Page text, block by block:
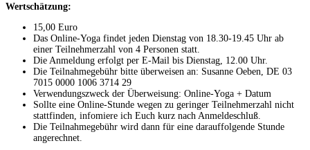
Wertschätzung:
15,00 Euro
Das Online-Yoga findet jeden Dienstag von 18.30-19.45 Uhr ab
einer Teilnehmerzahl von 4 Personen statt.
Die Anmeldung erfolgt per E-Mail bis Dienstag, 12.00 Uhr.
Die Teilnahmegebühr bitte überweisen an: Susanne Oeben, DE 03
7015 0000 1006 3714 29​
Verwendungszweck der Überweisung: Online-Yoga + Datum
Sollte eine Online-Stunde wegen zu geringer Teilnehmerzahl nicht
stattfinden, infomiere ich Euch kurz nach Anmeldeschluß.
Die Teilnahmegebühr wird dann für eine darauffolgende Stunde
angerechnet.